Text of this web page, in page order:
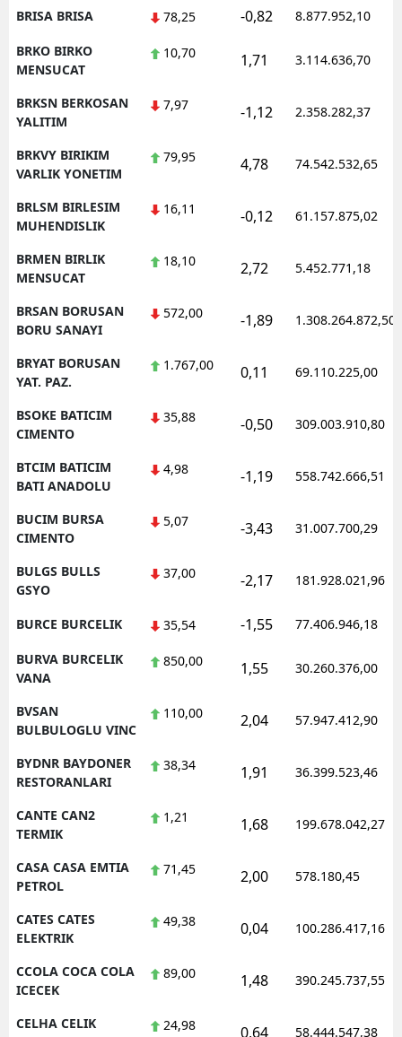
BRISA BRISA 78,25 -0,82 8.877.952,10
BRKO BIRKO
MENSUCAT
10,70 1,71 3.114.636,70
BRKSN BERKOSAN
YALITIM
7,97 -1,12 2.358.282,37
BRKVY BIRIKIM
VARLIK YONETIM
79,95 4,78 74.542.532,65
BRLSM BIRLESIM
MUHENDISLIK
16,11 -0,12 61.157.875,02
BRMEN BIRLIK
MENSUCAT
18,10 2,72 5.452.771,18
BRSAN BORUSAN
BORU SANAYI
572,00 -1,89 1.308.264.872,50
BRYAT BORUSAN
YAT. PAZ.
1.767,00 0,11 69.110.225,00
BSOKE BATICIM
CIMENTO
35,88 -0,50 309.003.910,80
BTCIM BATICIM
BATI ANADOLU
4,98 -1,19 558.742.666,51
BUCIM BURSA
CIMENTO
5,07 -3,43 31.007.700,29
BULGS BULLS
GSYO
37,00 -2,17 181.928.021,96
BURCE BURCELIK 35,54 -1,55 77.406.946,18
BURVA BURCELIK
VANA
850,00 1,55 30.260.376,00
BVSAN
BULBULOGLU VINC
110,00 2,04 57.947.412,90
BYDNR BAYDONER
RESTORANLARI
38,34 1,91 36.399.523,46
CANTE CAN2
TERMIK
1,21 1,68 199.678.042,27
CASA CASA EMTIA
PETROL
71,45 2,00 578.180,45
CATES CATES
ELEKTRIK
49,38 0,04 100.286.417,16
CCOLA COCA COLA
ICECEK
89,00 1,48 390.245.737,55
CELHA CELIK
24,98 0,64 58.444.547,38